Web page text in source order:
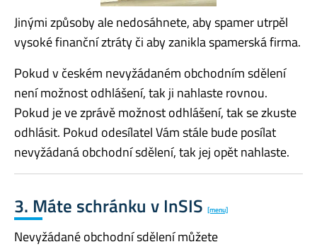
Jinými způsoby ale nedosáhnete, aby spamer utrpěl
vysoké finanční ztráty či aby zanikla spamerská firma.
Pokud v českém nevyžádaném obchodním sdělení
není možnost odhlášení, tak ji nahlaste rovnou.
Pokud je ve zprávě možnost odhlášení, tak se zkuste
odhlásit. Pokud odesílatel Vám stále bude posílat
nevyžádaná obchodní sdělení, tak jej opět nahlaste.
3. Máte schránku v InSIS [menu]
Nevyžádané obchodní sdělení můžete